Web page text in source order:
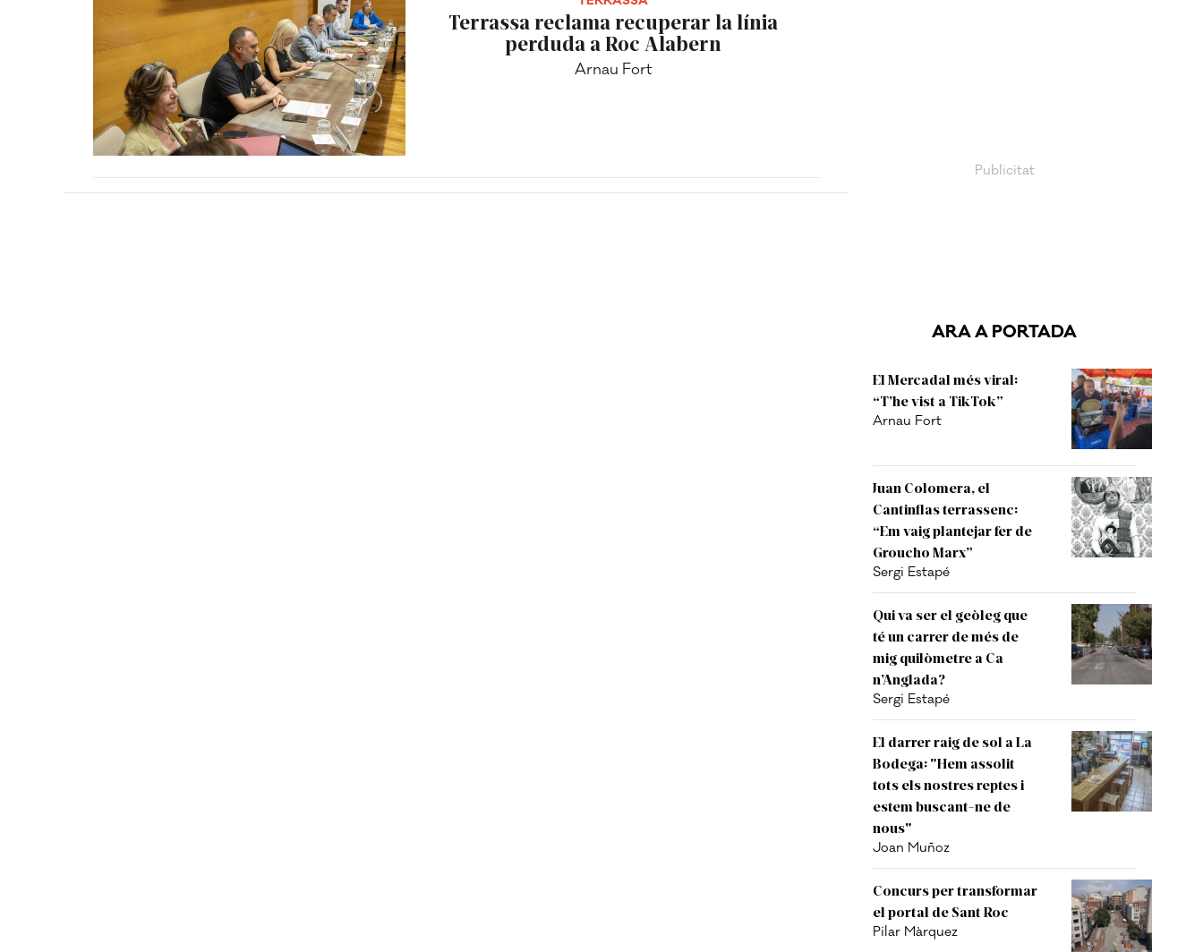
Terrassa reclama recuperar la línia
perduda a Roc Alabern
Arnau Fort
ARA A PORTADA
El Mercadal més viral:
“T’he vist a TikTok”
Arnau Fort
Juan Colomera, el
Cantinflas terrassenc:
“Em vaig plantejar fer de
Groucho Marx”
Sergi Estapé
Qui va ser el geòleg que
té un carrer de més de
mig quilòmetre a Ca
n’Anglada?
Sergi Estapé
El darrer raig de sol a La
Bodega: "Hem assolit
tots els nostres reptes i
estem buscant-ne de
nous"
Joan Muñoz
Concurs per transformar
el portal de Sant Roc
Pilar Màrquez